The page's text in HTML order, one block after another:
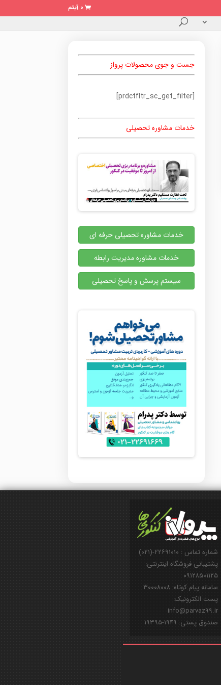
0 آیتم
جست و جوی محصولات پرواز
[prdctfltr_sc_get_filter]
خدمات مشاوره تحصیلی
خدمات مشاوره تحصیلی حرفه ای
خدمات مشاوره مدیریت رابطه
سیستم پرسش و پاسخ تحصیلی
شماره تماس : ۲۲۶۹۱۰۱۰-(۰۲۱)
پشتیبانی فروشگاه اینترنتی:
۰۹۱۲۸۵۰۱۱۲۵
سامانه پیام کوتاه: ۳۰۰۰۸۰۰۸
پست الکترونیک:
info@parvaz99.ir
صندوق پستی: ۱۹۴۹-۱۹۳۹۵